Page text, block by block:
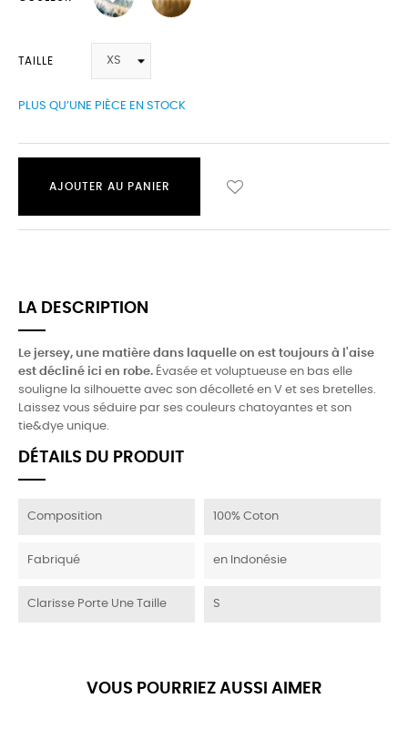
TAILLE
PLUS QU’UNE PIÈCE EN STOCK
AJOUTER AU PANIER
LA DESCRIPTION
Le jersey, une matière dans laquelle on est toujours à l'aise
est décliné ici en robe. Évasée et voluptueuse en bas elle
souligne la silhouette avec son décolleté en V et ses bretelles.
Laissez vous séduire par ses couleurs chatoyantes et son
tie&dye unique.
DÉTAILS DU PRODUIT
Composition 100% Coton
Fabriqué en Indonésie
Clarisse Porte Une Taille S
VOUS POURRIEZ AUSSI AIMER